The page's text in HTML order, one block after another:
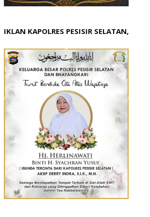
IKLAN KAPOLRES PESISIR SELATAN,